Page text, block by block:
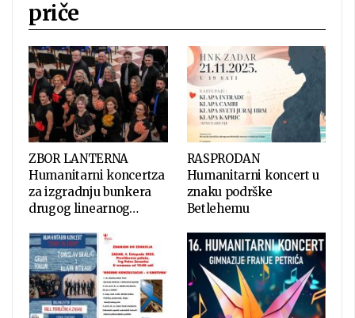
priče
ZBOR LANTERNA
Humanitarni koncertza
za izgradnju bunkera
drugog linearnog…
RASPRODAN
Humanitarni koncert u
znaku podrške
Betlehemu